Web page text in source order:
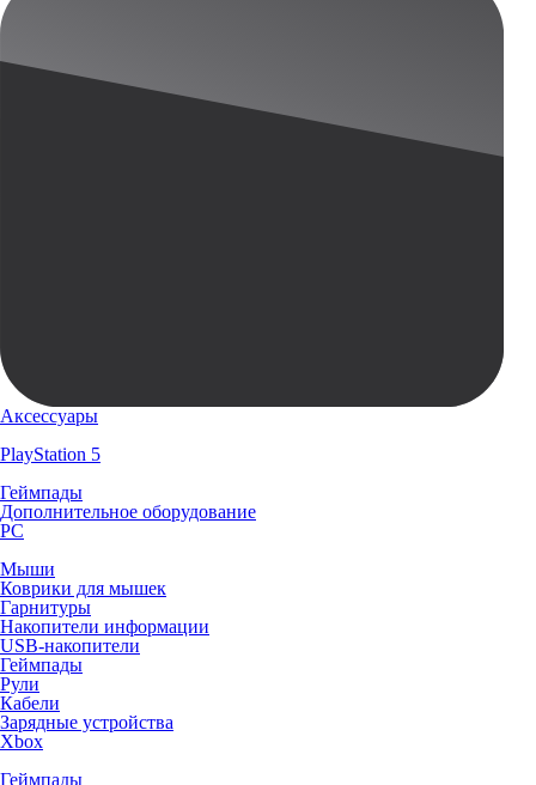
Аксессуары
PlayStation 5
Геймпады
Дополнительное оборудование
PC
Мыши
Коврики для мышек
Гарнитуры
Накопители информации
USB-накопители
Геймпады
Рули
Кабели
Зарядные устройства
Xbox
Геймпады